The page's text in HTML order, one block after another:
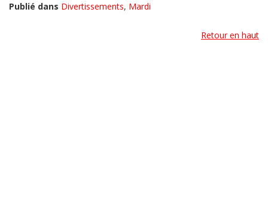
Publié dans Divertissements, Mardi
Retour en haut